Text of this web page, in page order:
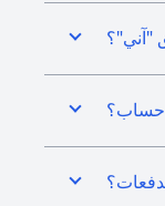
"آني"؟
حساب؟